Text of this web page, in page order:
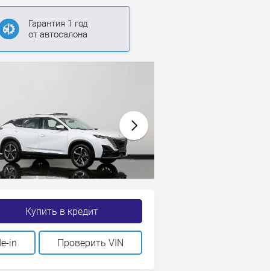
Гарантия 1 год
от автосалона
Купить в кредит
in Проверить VIN